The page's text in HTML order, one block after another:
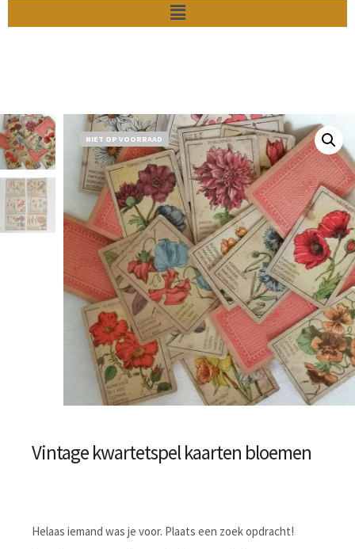
NIET OP VOORRAAD
Vintage kwartetspel kaarten bloemen
Helaas iemand was je voor. Plaats een zoek opdracht!